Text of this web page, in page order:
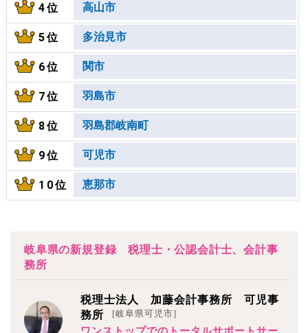
4位 高山市
5位 多治見市
6位 関市
7位 羽島市
8位 羽島郡岐南町
9位 可児市
10位 恵那市
岐阜県の新規登録 税理士・公認会計士、会計事
務所
税理士法人 加藤会計事務所 可児事
務所
[岐阜県可児市]